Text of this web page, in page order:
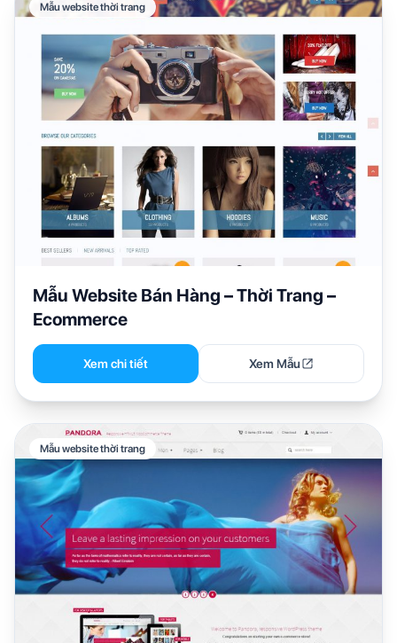
Mẫu website thời trang
Mẫu Website Bán Hàng – Thời Trang –
Ecommerce
Xem chi tiết Xem Mẫu
Mẫu website thời trang